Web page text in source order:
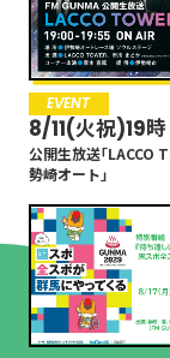
EVENT
8/11(火祝)19時
公開生放送｢LACCO
勢崎オート｣